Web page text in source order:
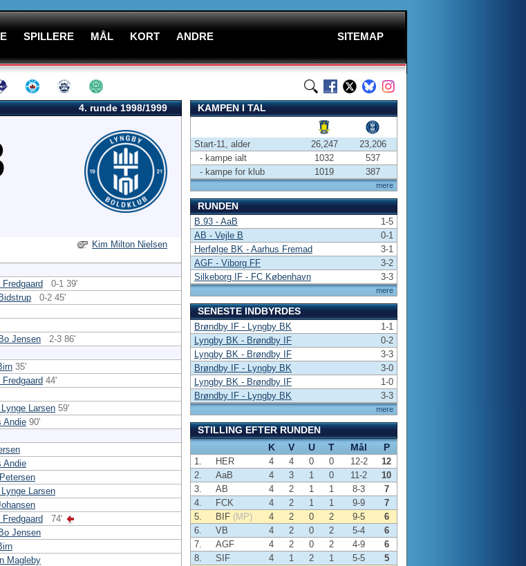
SPILLERE MÅL KORT ANDRE SITEMAP
4. runde 1998/1999
Kim Milton Nielsen
0-1 39'
0-2 45'
Jensen
2-3 86'
35'
44'
Lynge Larsen 59'
Andie 90'
Andie
Lynge Larsen
74'
Jensen
Magleby
KAMPEN I TAL
mere
Start-11, alder 26,247
23,206
- kampe ialt
1032
537
- kampe for klub
1019 387
RUNDEN
mere
B.93 - AaB
1-5
AB - Vejle B
0-1
Herfølge BK - Aarhus Fremad
3-1
AGF - Viborg FF
3-2
Silkeborg IF - FC København
3-3
SENESTE INDBYRDES
mere
Brøndby IF - Lyngby BK
1-1
Lyngby BK - Brøndby IF
0-2
Lyngby BK - Brøndby IF
3-3
Brøndby IF - Lyngby BK
3-0
Lyngby BK - Brøndby IF
1-0
Brøndby IF - Lyngby BK
3-3
STILLING EFTER RUNDEN
K
V U T Mål P
1. HER 4 4 0 0 12-2
12
2.
AaB 4 3 1 0 11-2
10
3.
AB 4 2 1 1 8-3
7
4.
FCK 4 2 1 1 9-9
7
5.
BIF (MP) 4 2 0 2 9-5
6
6.
VB 4 2 0 2 5-4
6
7.
AGF 4 2 0 2 4-9
6
8.
SIF 4 1 2 1 5-5
5